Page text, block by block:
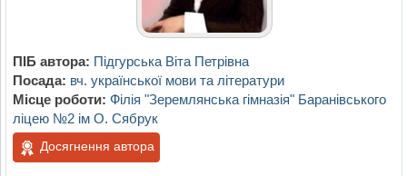
ПІБ автора: Підгурська Віта Петрівна
Посада: вч. української мови та літератури
Місце роботи: Філія "Зеремлянська гімназія" Баранівського
ліцею №2 ім О. Сябрук
Досягнення автора